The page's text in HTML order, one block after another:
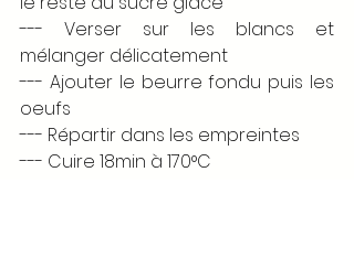
--- Verser sur les blancs et
mélanger délicatement
--- Ajouter le beurre fondu puis les
oeufs
--- Répartir dans les empreintes
--- Cuire 18min à 170°C